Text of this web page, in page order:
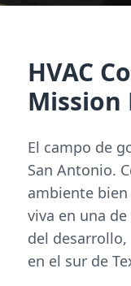
HVAC
Mission
El campo de
San Antonio.
ambiente
viva en una
del
en el sur de